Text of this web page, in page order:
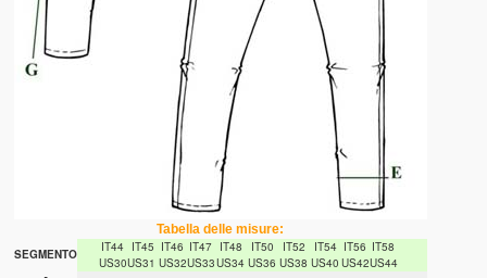
Tabella delle misure:
SEGMENTO
IT44
US30
IT45
US31
IT46
US32
IT47
US33
IT48
US34
IT50
US36
IT52
US38
IT54
US40
IT56
US42
IT58
US44